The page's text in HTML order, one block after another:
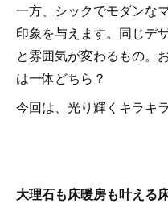
一方、シックでモダンな
印象を与えます。同じデ
と雰囲気が変わるもの。
は一体どちら？
今回は、光り輝くキラキ
大理石も床暖房も叶える